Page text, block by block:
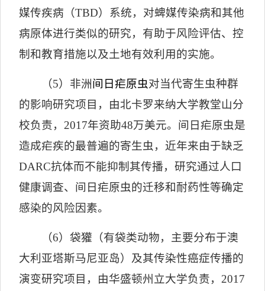
媒传疾病（TBD）系统，对蜱媒传染病和其他
病原体进行类似的研究，有助于风险评估、控
制和教育措施以及土地有效利用的实施。
（5）非洲间日疟原虫对当代寄生虫种群
的影响研究项目，由北卡罗来纳大学教堂山分
校负责， 2017年资助48万美元。间日疟原虫是
造成疟疾的最普遍的寄生虫，近年来由于缺乏
DARC抗体而不能抑制其传播，研究通过人口
健康调查、间日疟原虫的迁移和耐药性等确定
感染的风险因素。
（6）袋獾（有袋类动物，主要分布于澳
大利亚塔斯马尼亚岛）及其传染性癌症传播的
演变研究项目，由华盛顿州立大学负责， 2017